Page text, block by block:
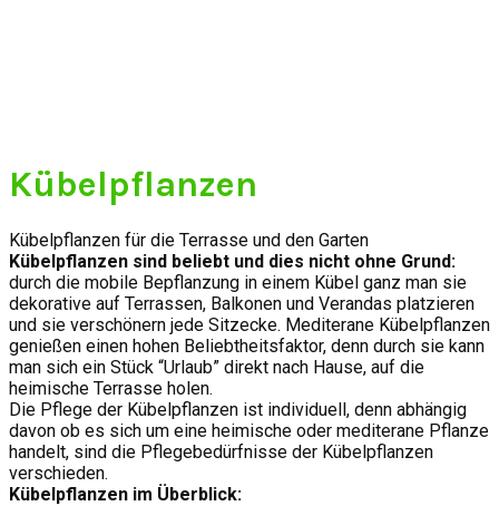
Kübelpflanzen
Kübelpflanzen für die Terrasse und den Garten
Kübelpflanzen sind beliebt und dies nicht ohne Grund:
durch die mobile Bepflanzung in einem Kübel ganz man sie
dekorative auf Terrassen, Balkonen und Verandas platzieren
und sie verschönern jede Sitzecke. Mediterane Kübelpflanzen
genießen einen hohen Beliebtheitsfaktor, denn durch sie kann
man sich ein Stück “Urlaub” direkt nach Hause, auf die
heimische Terrasse holen.
Die Pflege der Kübelpflanzen ist individuell, denn abhängig
davon ob es sich um eine heimische oder mediterane Pflanze
handelt, sind die Pflegebedürfnisse der Kübelpflanzen
verschieden.
Kübelpflanzen im Überblick: